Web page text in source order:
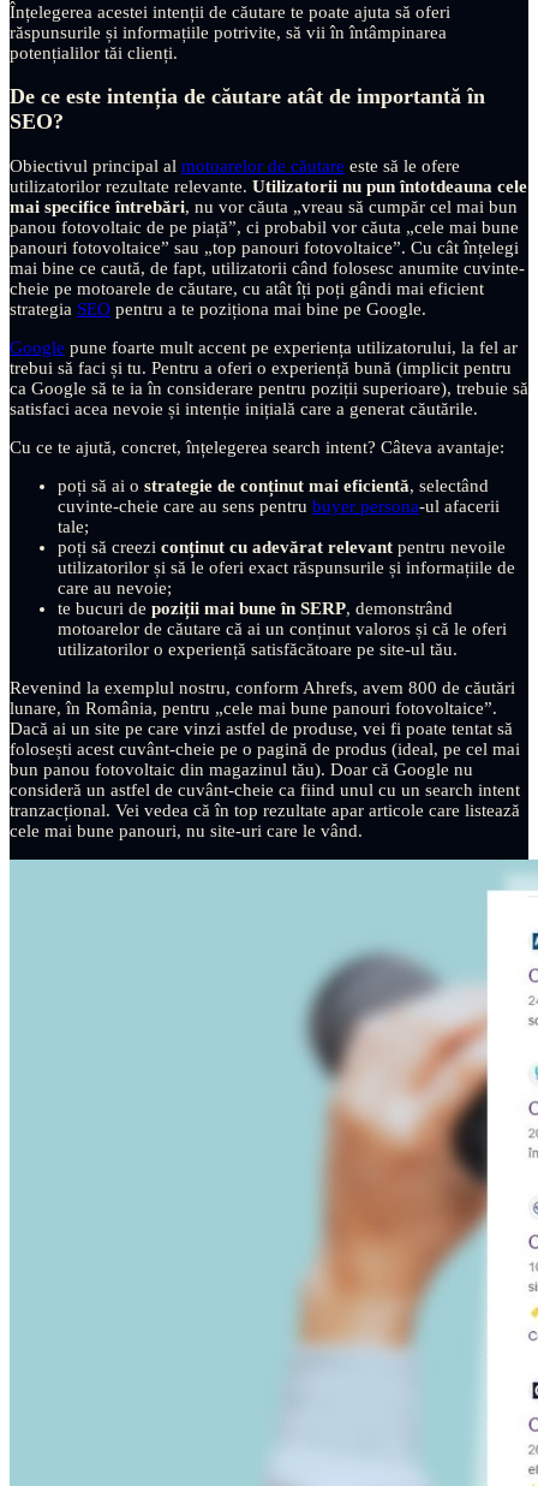
Înțelegerea acestei intenții de căutare te poate ajuta să oferi
răspunsurile și informațiile potrivite, să vii în întâmpinarea
potențialilor tăi clienți.
De ce este intenția de căutare atât de importantă în
SEO?
Obiectivul principal al motoarelor de căutare este să le ofere
utilizatorilor rezultate relevante. Utilizatorii nu pun întotdeauna cele
mai specifice întrebări, nu vor căuta „vreau să cumpăr cel mai bun
panou fotovoltaic de pe piață”, ci probabil vor căuta „cele mai bune
panouri fotovoltaice” sau „top panouri fotovoltaice”. Cu cât înțelegi
mai bine ce caută, de fapt, utilizatorii când folosesc anumite cuvinte-
cheie pe motoarele de căutare, cu atât îți poți gândi mai eficient
strategia SEO pentru a te poziționa mai bine pe Google.
Google pune foarte mult accent pe experiența utilizatorului, la fel ar
trebui să faci și tu. Pentru a oferi o experiență bună (implicit pentru
ca Google să te ia în considerare pentru poziții superioare), trebuie să
satisfaci acea nevoie și intenție inițială care a generat căutările.
Cu ce te ajută, concret, înțelegerea search intent? Câteva avantaje:
poți să ai o strategie de conținut mai eficientă, selectând
cuvinte-cheie care au sens pentru buyer persona-ul afacerii
tale;
poți să creezi conținut cu adevărat relevant pentru nevoile
utilizatorilor și să le oferi exact răspunsurile și informațiile de
care au nevoie;
te bucuri de poziții mai bune în SERP, demonstrând
motoarelor de căutare că ai un conținut valoros și că le oferi
utilizatorilor o experiență satisfăcătoare pe site-ul tău.
Revenind la exemplul nostru, conform Ahrefs, avem 800 de căutări
lunare, în România, pentru „cele mai bune panouri fotovoltaice”.
Dacă ai un site pe care vinzi astfel de produse, vei fi poate tentat să
folosești acest cuvânt-cheie pe o pagină de produs (ideal, pe cel mai
bun panou fotovoltaic din magazinul tău). Doar că Google nu
consideră un astfel de cuvânt-cheie ca fiind unul cu un search intent
tranzacțional. Vei vedea că în top rezultate apar articole care listează
cele mai bune panouri, nu site-uri care le vând.